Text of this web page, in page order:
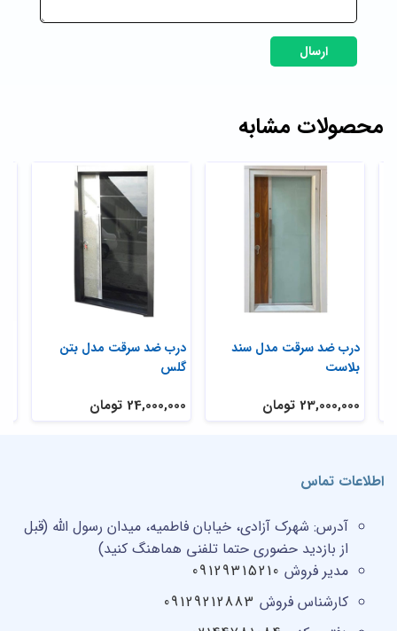
ارسال
محصولات مشابه
درب ضد سرقت مدل بتن
گلس
24,000,000 تومان
درب ضد سرقت مدل سند
بلاست
23,000,000 تومان
اطلاعات تماس
آدرس: شهرک آزادی، خیابان فاطمیه، میدان رسول الله (قبل
از بازدید حضوری حتما تلفنی هماهنگ کنید)
مدیر فروش 09129315210
کارشناس فروش 09129212883